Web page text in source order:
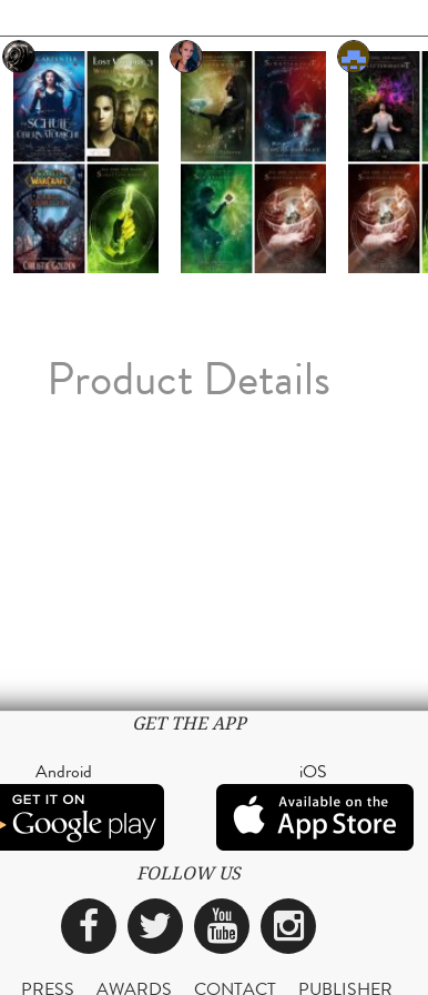
Product Details
GET THE APP
Android iOS
FOLLOW US
Facebook
TwitterYouTubeInstagram
PRESS AWARDS CONTACT PUBLISHER